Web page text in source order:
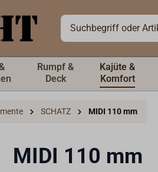
Rumpf &
Deck
Kajüte &
Komfort
SCHATZ MIDI 110 mm
MIDI 110 mm